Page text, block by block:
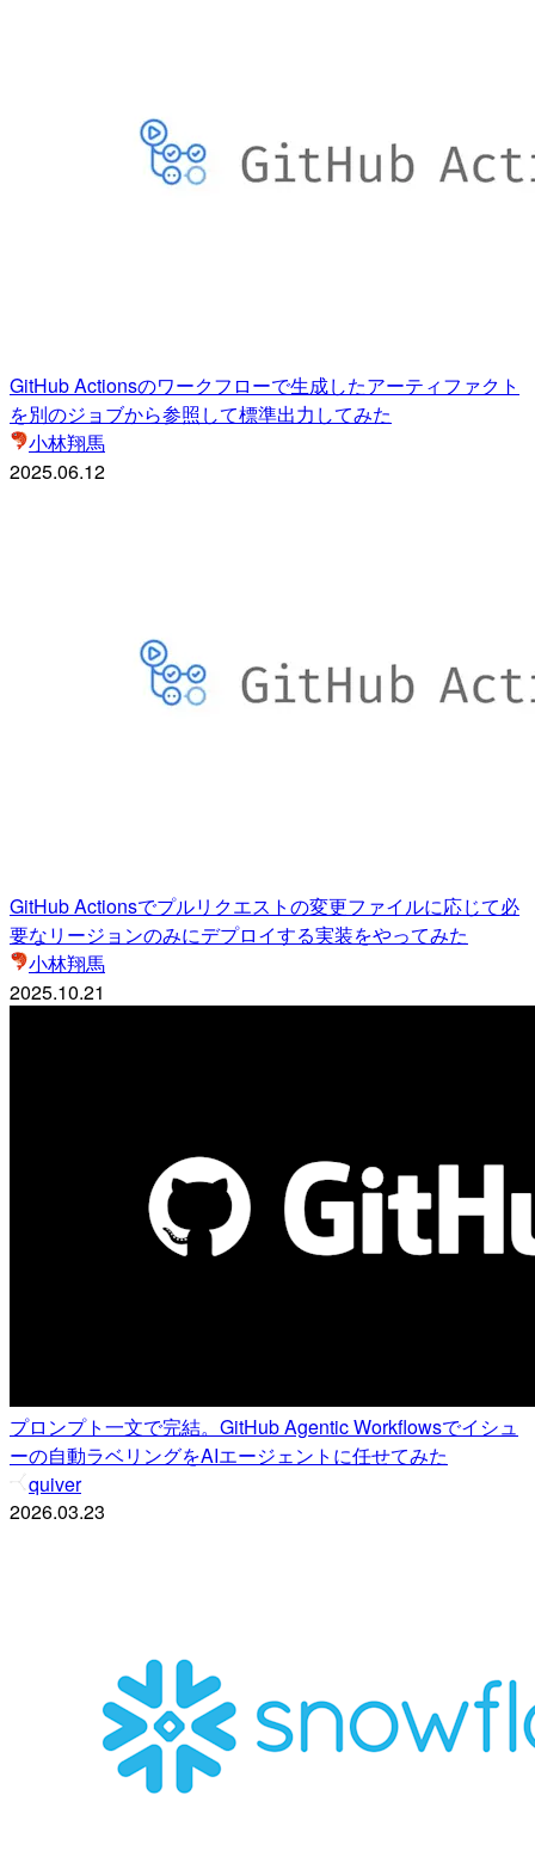
GitHub Actionsのワークフローで生成したアーティファクト
を別のジョブから参照して標準出力してみた
小林翔馬
2025.06.12
GitHub Actionsでプルリクエストの変更ファイルに応じて必
要なリージョンのみにデプロイする実装をやってみた
小林翔馬
2025.10.21
プロンプト一文で完結。GitHub Agentic Workflowsでイシュ
ーの自動ラベリングをAIエージェントに任せてみた
quiver
2026.03.23